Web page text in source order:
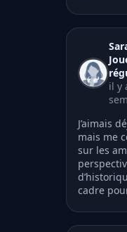
il y
J’aimais
mais me
sur les
cadre